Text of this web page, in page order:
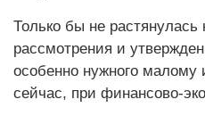
Только бы не растянулась
рассмотрения и
особенно нужного малому
сейчас, при финансово-